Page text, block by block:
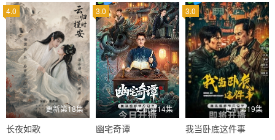
4.0
更新第18集
长夜如歌
3.0
更新第14集
幽宅奇谭
3.0
更新第19集
我当卧底这件事